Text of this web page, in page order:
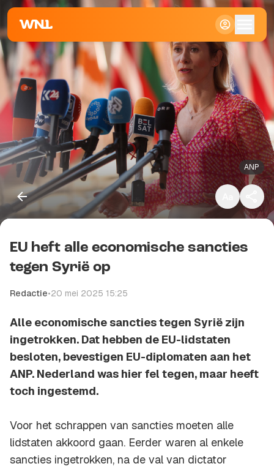
ANP
Klein
Standaard
Groot
Kopieer link
EU heft alle economische sancties
tegen Syrië op
Redactie•20 mei 2025 15:25
Alle economische sancties tegen Syrië zijn
ingetrokken. Dat hebben de EU-lidstaten
besloten, bevestigen EU-diplomaten aan het
ANP. Nederland was hier fel tegen, maar heeft
toch ingestemd.
Voor het schrappen van sancties moeten alle
lidstaten akkoord gaan. Eerder waren al enkele
sancties ingetrokken, na de val van dictator